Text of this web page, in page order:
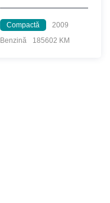
Compactă
2009
Benzină
185602 KM